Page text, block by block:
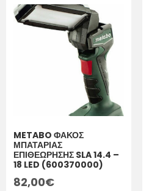
METABO ΦΑΚΟΣ
ΜΠΑΤΑΡΙΑΣ
ΕΠΙΘΕΩΡΗΣΗΣ SLA 14.4 –
18 LED (600370000)
82,00€